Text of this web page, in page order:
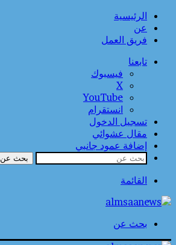
الرئيسية
عن
فريق العمل
تابعنا
فيسبوك
‫X
‫YouTube
انستقرام
تسجيل الدخول
مقال عشوائي
إضافة عمود جانبي
بحث عن
القائمة
بحث عن